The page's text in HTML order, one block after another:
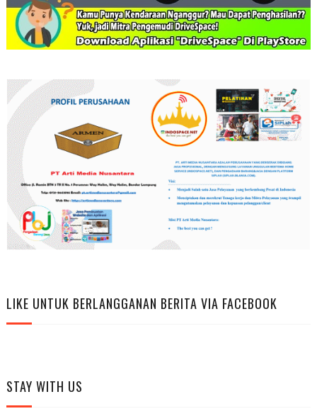
LIKE UNTUK BERLANGGANAN BERITA VIA FACEBOOK
STAY WITH US